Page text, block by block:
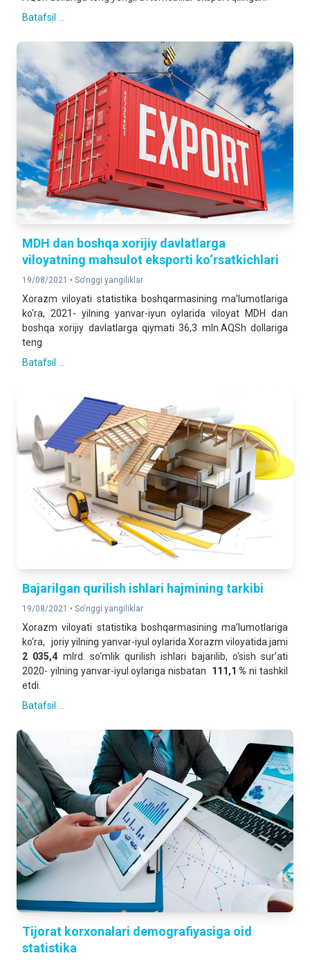
Batafsil ...
MDH dan boshqa xorijiy davlatlarga
viloyatning mahsulot eksporti ko‘rsatkichlari
19/08/2021 • So'nggi yangiliklar
Xorazm viloyati statistika boshqarmasining ma’lumotlariga
ko‘ra, 2021- yilning yanvar-iyun oylarida viloyat MDH dan
boshqa xorijiy davlatlarga qiymati 36,3 mln.AQSh dollariga
teng
Batafsil ...
Bajarilgan qurilish ishlari hajmining tarkibi
19/08/2021 • So'nggi yangiliklar
Xorazm viloyati statistika boshqarmasining ma’lumotlariga
ko‘ra, joriy yilning yanvar-iyul oylarida Xorazm viloyatida jami
2 035,4 mlrd. so‘mlik qurilish ishlari bajarilib, o‘sish sur’ati
2020- yilning yanvar-iyul oylariga nisbatan 111,1 % ni tashkil
etdi.
Batafsil ...
Tijorat korxonalari demografiyasiga oid
statistika